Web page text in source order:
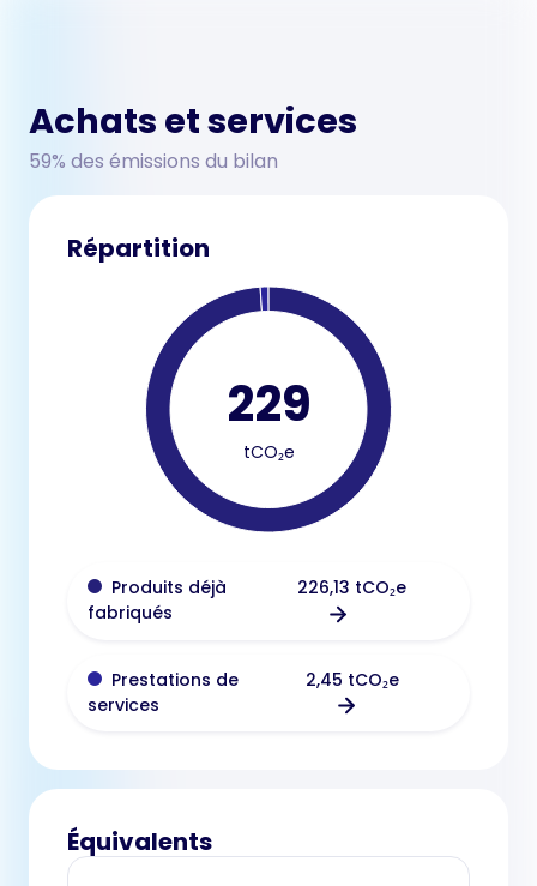
Achats et services
59% des émissions du bilan
Répartition
229
tCO₂e
Produits déjà
fabriqués
226,13 tCO₂e
Prestations de
services
2,45 tCO₂e
Équivalents